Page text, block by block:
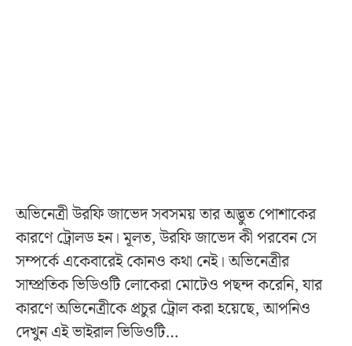
অভিনেত্রী উরফি জাভেদ সবসময় তার অদ্ভুত পোশাকের
কারণে ট্রোলড হন। মূলত, উরফি জাভেদ কী পরবেন সে
সম্পর্কে একেবারেই কোনও কথা নেই। অভিনেত্রীর
সাম্প্রতিক ভিডিওটি লোকেরা মোটেও পছন্দ করেনি, যার
কারণে অভিনেত্রীকে প্রচুর ট্রোল করা হয়েছে, আপনিও
দেখুন এই ভাইরাল ভিডিওটি…